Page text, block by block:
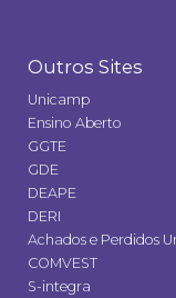
Outros Sites
Unicamp
Ensino Aberto
GGTE
GDE
DEAPE
DERI
Achados e Perdidos
COMVEST
S-integra